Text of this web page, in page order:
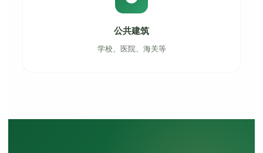
公共建筑
学校、医院、海关等